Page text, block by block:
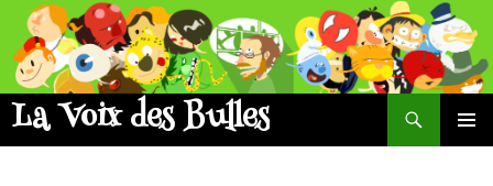
Aller
contenu
La Voix des Bulles
Recherche